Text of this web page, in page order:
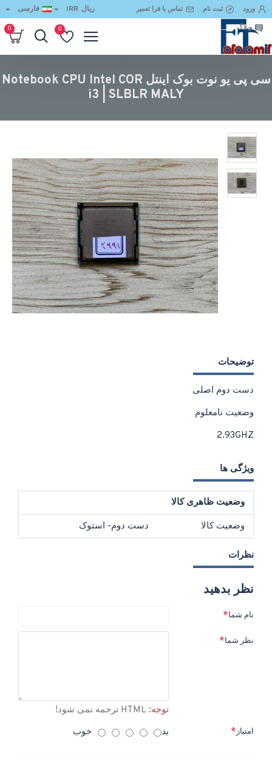
ورود ثبت نام تماس با فرا تعمیر
وبلاگ
ریال IRR فارسی
0
0
سی پی یو نوت بوک اینتل Notebook CPU Intel COR
i3 | SLBLR MALY
توضیحات
دست دوم اصلی
وضعیت نامعلوم
2.93GHZ
ویژگی ها
وضعیت ظاهری کالا
وضعیت کالا دست دوم- استوک
نظرات
نظر بدهید
نام شما
نظر شما
توجه:
امتیاز بد خوب